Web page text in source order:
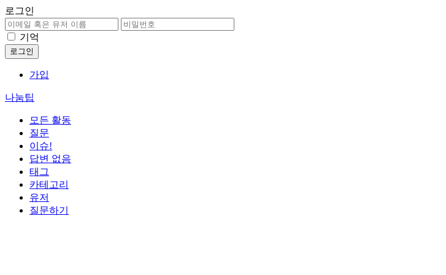
로그인
기억
가입
나눔팁
모든 활동
질문
이슈!
답변 없음
태그
카테고리
유저
질문하기